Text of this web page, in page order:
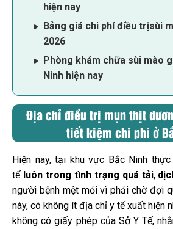
hiện nay
Bảng giá chi phí điều trịsùi
2026
Phòng khám chữa sùi mào
Ninh hiện nay
Địa chỉ điều trị mụn thịt
tiết kiệm chi phí ở
Hiện nay, tại khu vực Bắc Ninh
tếluôn trong tình trạng quá tải,
người bệnh mệt mỏi vì phải chờ đợi
này, có không ít địa chỉ y tế xuất hiện
không có giấy phép của Sở Y Tế,